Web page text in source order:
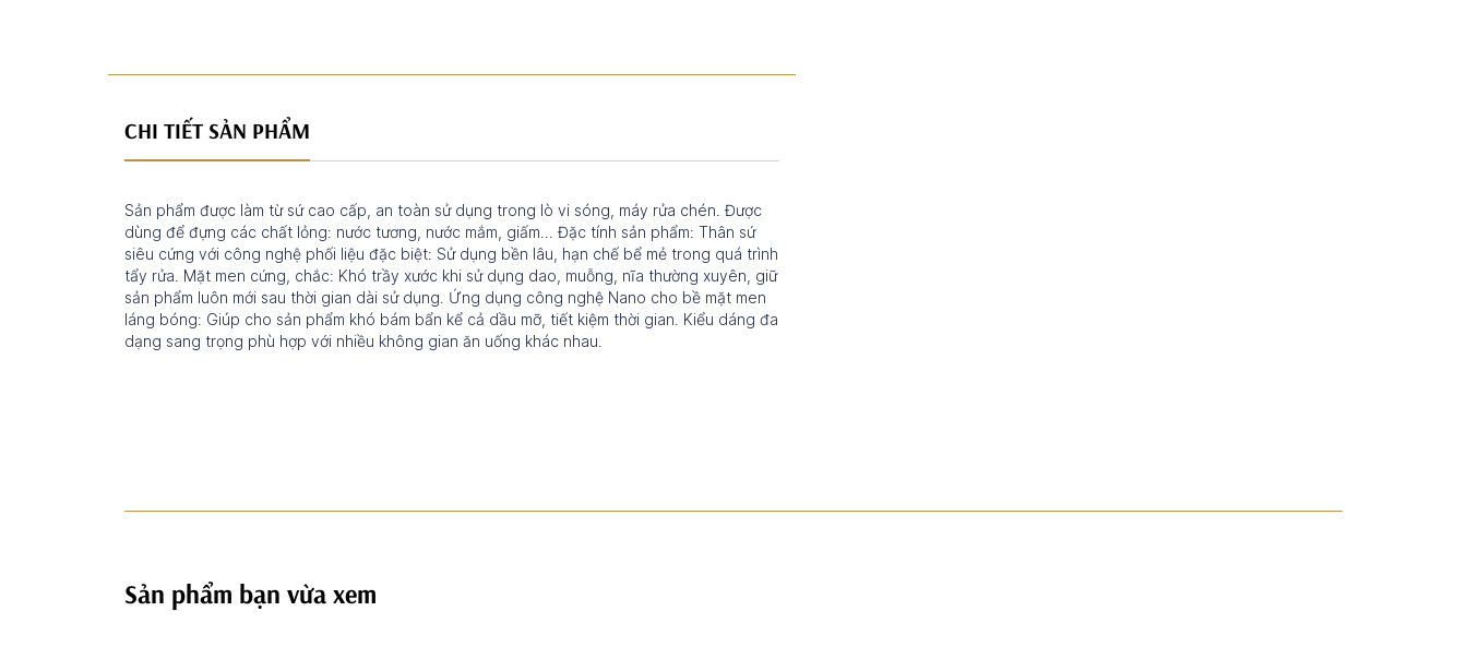
CHI TIẾT SẢN PHẨM
Sản phẩm được làm từ sứ cao cấp, an toàn sử dụng trong lò vi sóng, máy rửa chén. Được
dùng để đựng các chất lỏng: nước tương, nước mắm, giấm... Đặc tính sản phẩm: Thân sứ
siêu cứng với công nghệ phối liệu đặc biệt: Sử dụng bền lâu, hạn chế bể mẻ trong quá trình
tẩy rửa. Mặt men cứng, chắc: Khó trầy xước khi sử dụng dao, muỗng, nĩa thường xuyên, giữ
sản phẩm luôn mới sau thời gian dài sử dụng. Ứng dụng công nghệ Nano cho bề mặt men
láng bóng: Giúp cho sản phẩm khó bám bẩn kể cả dầu mỡ, tiết kiệm thời gian. Kiểu dáng đa
dạng sang trọng phù hợp với nhiều không gian ăn uống khác nhau.
Sản phẩm bạn vừa xem